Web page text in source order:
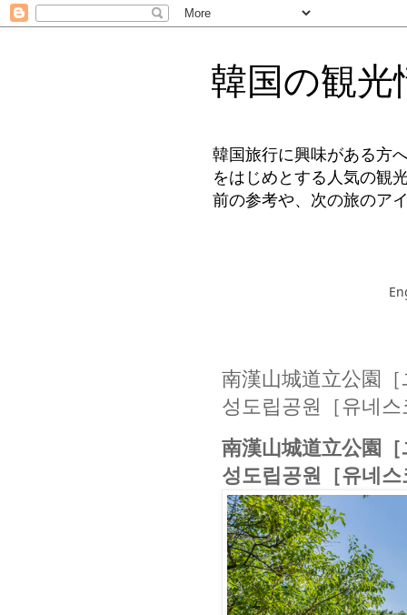
韓国の観光
韓国旅行に興味がある方
をはじめとする人気の観
前の参考や、次の旅のア
南漢山城道立公園
성도립공원［유네
南漢山城道立公園
성도립공원［유네